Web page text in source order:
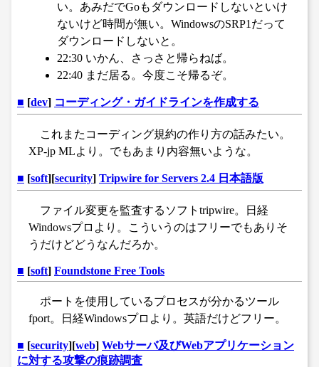
い。あみだでGoもダウンロードしないといけ
ないけど時間が無い。WindowsのSRP1だって
ダウンロードしないと。
22:30 いかん、さっさと帰らねば。
22:40 まだ居る。今度こそ帰るぞ。
■ [dev] コーディング・ガイドラインを作成する
これまたコーディング規約の作り方の話みたい。
XP-jp MLより。でもあまり内容無いような。
■ [soft][security] Tripwire for Servers 2.4 日本語版
ファイル変更を監査するソフトtripwire。日経
Windowsプロより。こういうのはフリーでもありそ
うだけどどうなんだろか。
■ [soft] Foundstone Free Tools
ポートを使用しているプロセスが分かるツール
fport。日経Windowsプロより。英語だけどフリー。
■ [security][web] Webサーバ及びWebアプリケーション
に対する攻撃の痕跡調査